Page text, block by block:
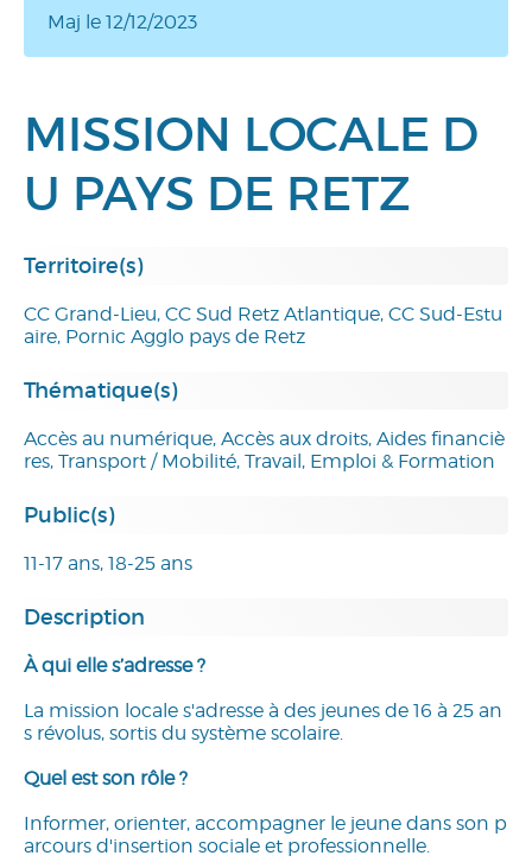
Maj le 12/12/2023
MISSION LOCALE D
U PAYS DE RETZ
Territoire(s)
CC Grand-Lieu, CC Sud Retz Atlantique, CC Sud-Estu
aire, Pornic Agglo pays de Retz
Thématique(s)
Accès au numérique, Accès aux droits, Aides financiè
res, Transport / Mobilité, Travail, Emploi & Formation
Public(s)
11-17 ans, 18-25 ans
Description
À qui elle s’adresse ?
La mission locale s'adresse à des jeunes de 16 à 25 an
s révolus, sortis du système scolaire.
Quel est son rôle ?
Informer, orienter, accompagner le jeune dans son p
arcours d'insertion sociale et professionnelle.